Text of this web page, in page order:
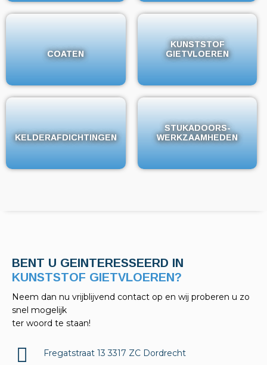
COATEN
COATEN
KUNSTSTOF
GIETVLOEREN
KUNSTSTOF
GIETVLOEREN
KELDERAFDICHTINGEN
KELDERAFDICHTINGEN
STUKADOORS-
WERKZAAMHEDEN
STUKADOORS-
WERKZAAMHEDEN
BENT U GEINTERESSEERD IN
KELDERAFDICHTINGEN?
Neem dan nu vrijblijvend contact op en wij proberen u zo
snel mogelijk
ter woord te staan!
Fregatstraat 13 3317 ZC Dordrecht